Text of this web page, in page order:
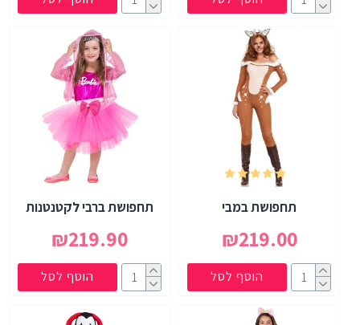
תחפושת במבי
₪219.00
הוסף לסל
תחפושת ברבי לקטנטנות
₪219.90
הוסף לסל